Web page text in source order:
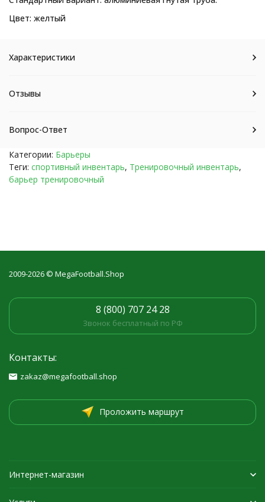
Цвет: желтый
Характеристики
Отзывы
Вопрос-Ответ
Категории: Барьеры
Теги: спортивный инвентарь, Тренировочный инвентарь,
барьер тренировочный
2009-2026 © MegaFootball.Shop
8 (800) 707 24 28
Звонок бесплатный по РФ
Контакты:
zakaz@megafootball.shop
Проложить маршрут
Интернет-магазин